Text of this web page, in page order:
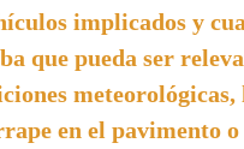
implicados y
que pueda ser
meteorológicas,
en el pavimento o